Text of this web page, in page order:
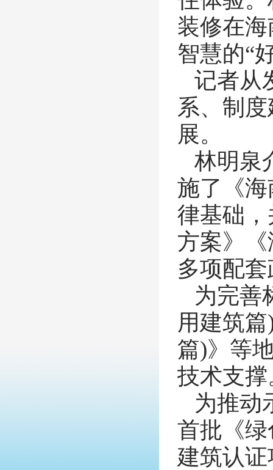
装修在
智慧的“
记者从
系、制
展。
林明泉
施了《
律基础
方案》
多项配
为完善
用建筑
篇)》等
技术支撑
为推动
首批《
建筑认